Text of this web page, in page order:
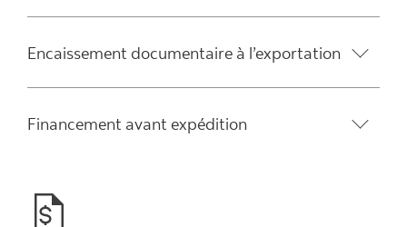
Encaissement documentaire à l’exportation
Financement avant expédition